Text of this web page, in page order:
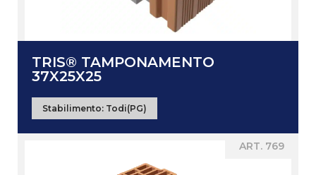
TRIS® TAMPONAMENTO
37X25X25
Stabilimento: Todi(PG)
ART. 769